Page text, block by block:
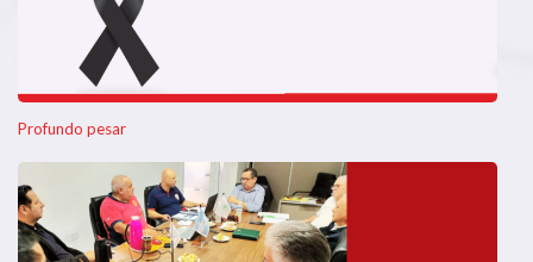
Profundo pesar